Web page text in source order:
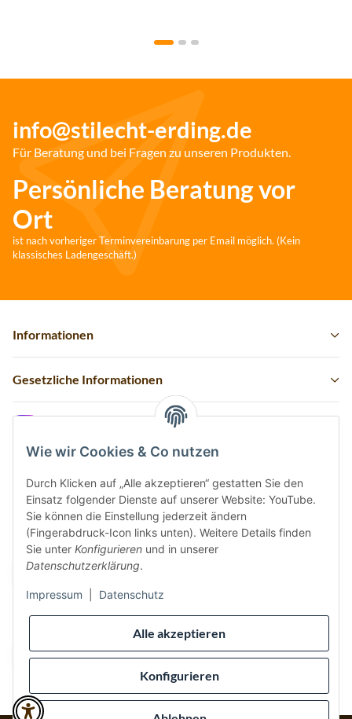
Alle akzeptieren
Konfigurieren
Wie wir Cookies & Co nutzen
Durch Klicken auf „Alle akzeptieren“ gestatten Sie den
Einsatz folgender Dienste auf unserer Website: YouTube.
Sie können die Einstellung jederzeit ändern
(Fingerabdruck-Icon links unten). Weitere Details finden
Sie unter Konfigurieren und in unserer
Datenschutzerklärung.
Impressum Datenschutz
info@stilecht-erding.de
Für Beratung und bei Fragen zu unseren Produkten.
Persönliche Beratung vor
Ort
ist nach vorheriger Terminvereinbarung per Email möglich. (Kein
klassisches Ladengeschäft.)
Informationen
Gesetzliche Informationen
Vertrag widerrufen
Sicher bezahlen via:
Wir versenden via: